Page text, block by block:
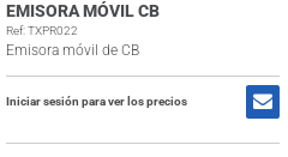
EMISORA MÓVIL CB
Ref: TXPR022
Emisora móvil de CB
Iniciar sesión para ver los precios